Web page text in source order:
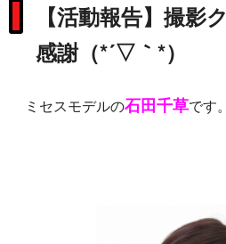
【活動報告】撮影
感謝（*´▽｀*）
ミセスモデルの石田千草です